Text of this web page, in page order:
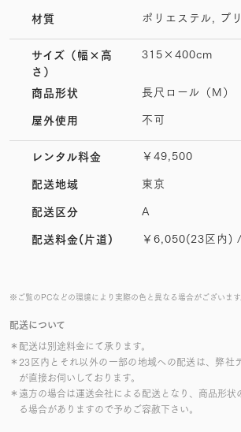
※ご覧のPCなどの環境により実際の色と異なる場合がございます
配送について
＊配送は別途料金にて承ります。
＊23区内とそれ以外の一部の地域への配送は、弊社
が直接お伺いしております。
＊遠方の場合は運送会社による配送となり、商品形状
る場合がありますので予めご容赦下さい。
材質 ポリエステル, プ
サイズ （幅×高
さ）
315×400cm
商品形状 長尺ロール（M）
屋外使用 不可
レンタル料金 ￥49,500
配送地域 東京
配送区分 A
配送料金(片道) ￥6,050(23区内)